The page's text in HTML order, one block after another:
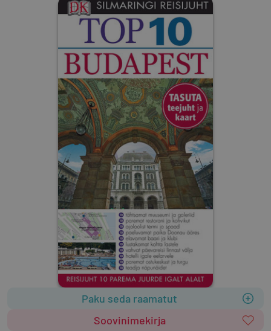
Paku seda raamatut
Soovinimekirja